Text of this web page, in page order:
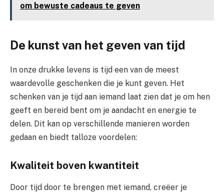
om bewuste cadeaus te geven
De kunst van het geven van tijd
In onze drukke levens is tijd een van de meest
waardevolle geschenken die je kunt geven. Het
schenken van je tijd aan iemand laat zien dat je om hen
geeft en bereid bent om je aandacht en energie te
delen. Dit kan op verschillende manieren worden
gedaan en biedt talloze voordelen:
Kwaliteit boven kwantiteit
Door tijd door te brengen met iemand, creëer je